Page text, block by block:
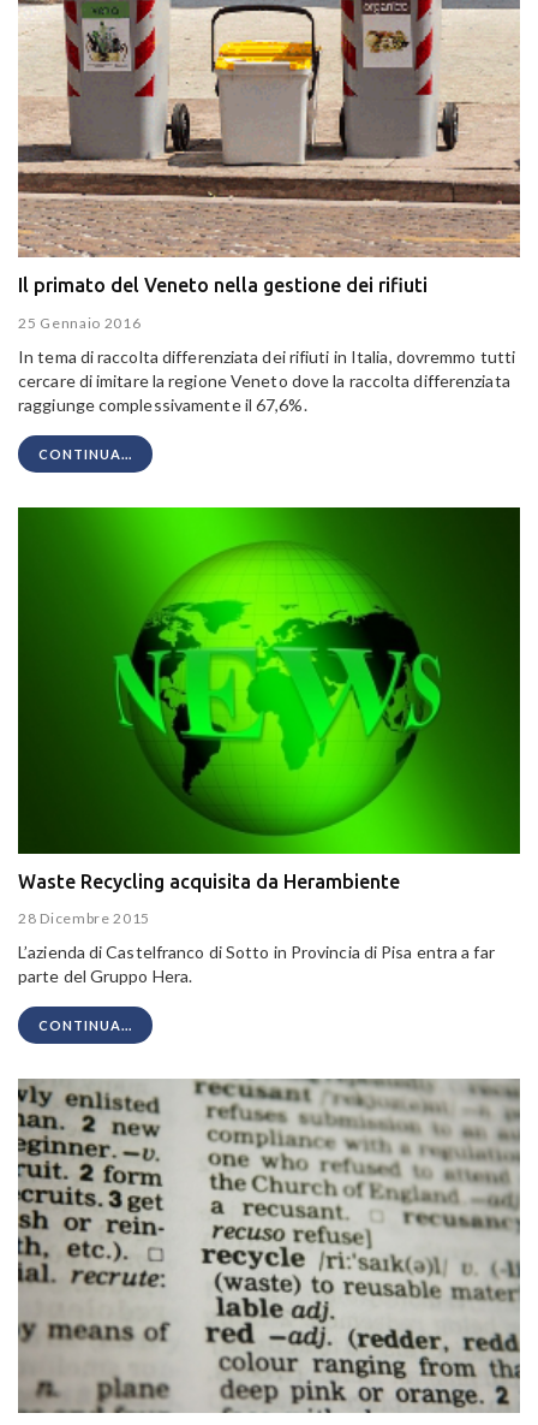
Il primato del Veneto nella gestione dei rifiuti
25 Gennaio 2016
In tema di raccolta differenziata dei rifiuti in Italia, dovremmo tutti
cercare di imitare la regione Veneto dove la raccolta differenziata
raggiunge complessivamente il 67,6%.
CONTINUA...
Waste Recycling acquisita da Herambiente
28 Dicembre 2015
L’azienda di Castelfranco di Sotto in Provincia di Pisa entra a far
parte del Gruppo Hera.
CONTINUA...